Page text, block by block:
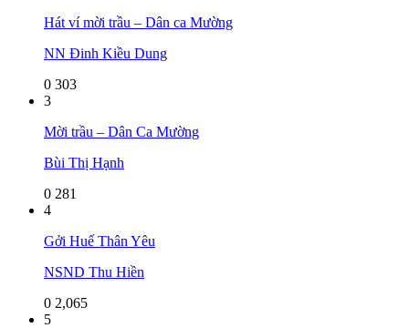
Hát ví mời trầu – Dân ca Mường
NN Đinh Kiều Dung
0 303
3
Mời trầu – Dân Ca Mường
Bùi Thị Hạnh
0 281
4
Gởi Huế Thân Yêu
NSND Thu Hiền
0 2,065
5